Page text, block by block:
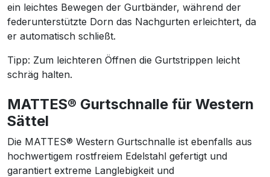
ein leichtes Bewegen der Gurtbänder, während der
federunterstützte Dorn das Nachgurten erleichtert, da
er automatisch schließt.
Tipp: Zum leichteren Öffnen die Gurtstrippen leicht
schräg halten.
MATTES® Gurtschnalle für Western
Sättel
Die MATTES® Western Gurtschnalle ist ebenfalls aus
hochwertigem rostfreiem Edelstahl gefertigt und
garantiert extreme Langlebigkeit und